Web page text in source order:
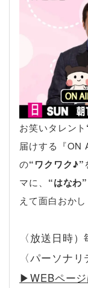
お笑いタレント
届けする『ON
の“ワクワク♪”
マに、 “はなわ”
えて面白おか
〈放送日時
〈パーソナ
▶︎WEBページ